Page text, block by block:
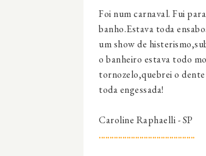
Foi num carnaval. Fui
banho.Estava toda
um show de
o banheiro estava todo
tornozelo,quebrei o
toda engessada!
Caroline Raphaelli - SP
.............................................